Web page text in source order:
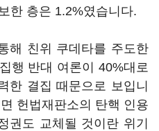
한 층은 1.2%였습니다.
해 친위 쿠데타를 주도한
행 반대 여론이 40%대로
한 결집 때문으로 보입니
헌법재판소의 탄핵 인용
권도 교체될 것이란 위기